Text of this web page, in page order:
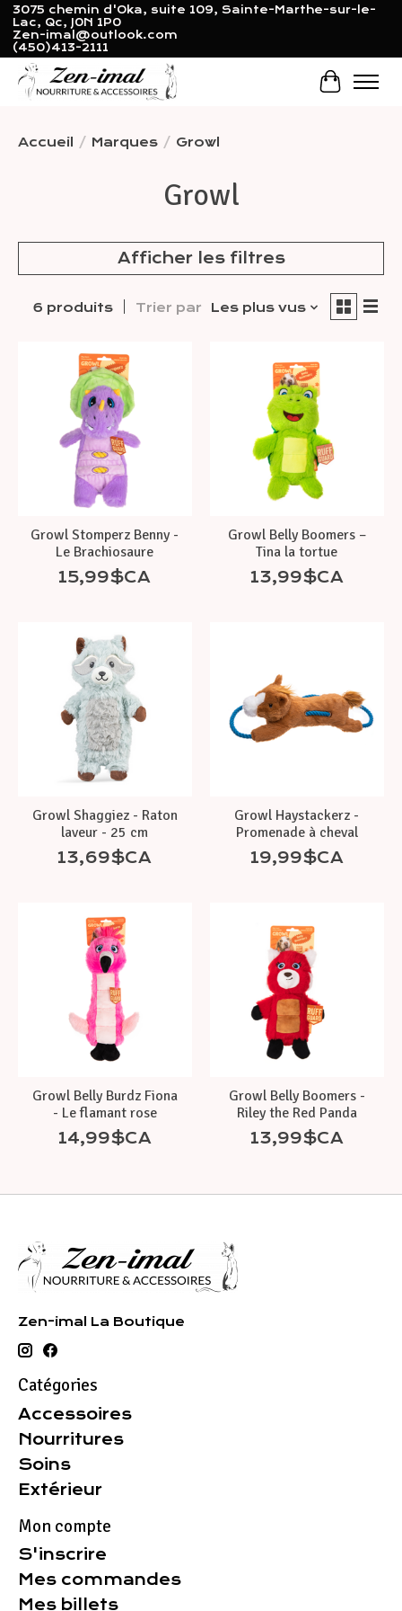
3075 chemin d'Oka, suite 109, Sainte-Marthe-sur-le-
Lac, Qc, J0N 1P0
Zen-imal@outlook.com
(450)413-2111
Panier
Accueil / Marques / Growl
Growl
Afficher les filtres
6 produits Trier par Les plus vus
Growl Stomperz Benny -
Le Brachiosaure
15,99$CA
Growl Belly Boomers –
Tina la tortue
13,99$CA
Growl Shaggiez - Raton
laveur - 25 cm
13,69$CA
Growl Haystackerz -
Promenade à cheval
19,99$CA
Growl Belly Burdz Fiona
- Le flamant rose
14,99$CA
Growl Belly Boomers -
Riley the Red Panda
13,99$CA
Zen-imal La Boutique
Catégories
Accessoires
Nourritures
Soins
Extérieur
Mon compte
S'inscrire
Mes commandes
Mes billets